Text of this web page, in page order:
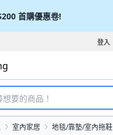
首購優惠卷!
登入
室內家居 地毯/靠墊/室內拖鞋